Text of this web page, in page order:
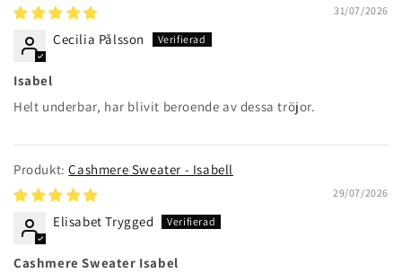
31/07/2026
Cecilia Pålsson
Isabel
Helt underbar, har blivit beroende av dessa tröjor.
Cashmere Sweater - Isabell
29/07/2026
Elisabet Trygged
Cashmere Sweater Isabel